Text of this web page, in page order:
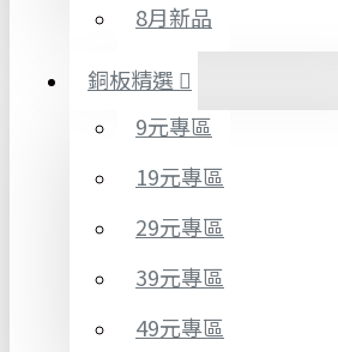
8月新品
銅板精選
9元專區
19元專區
29元專區
39元專區
49元專區